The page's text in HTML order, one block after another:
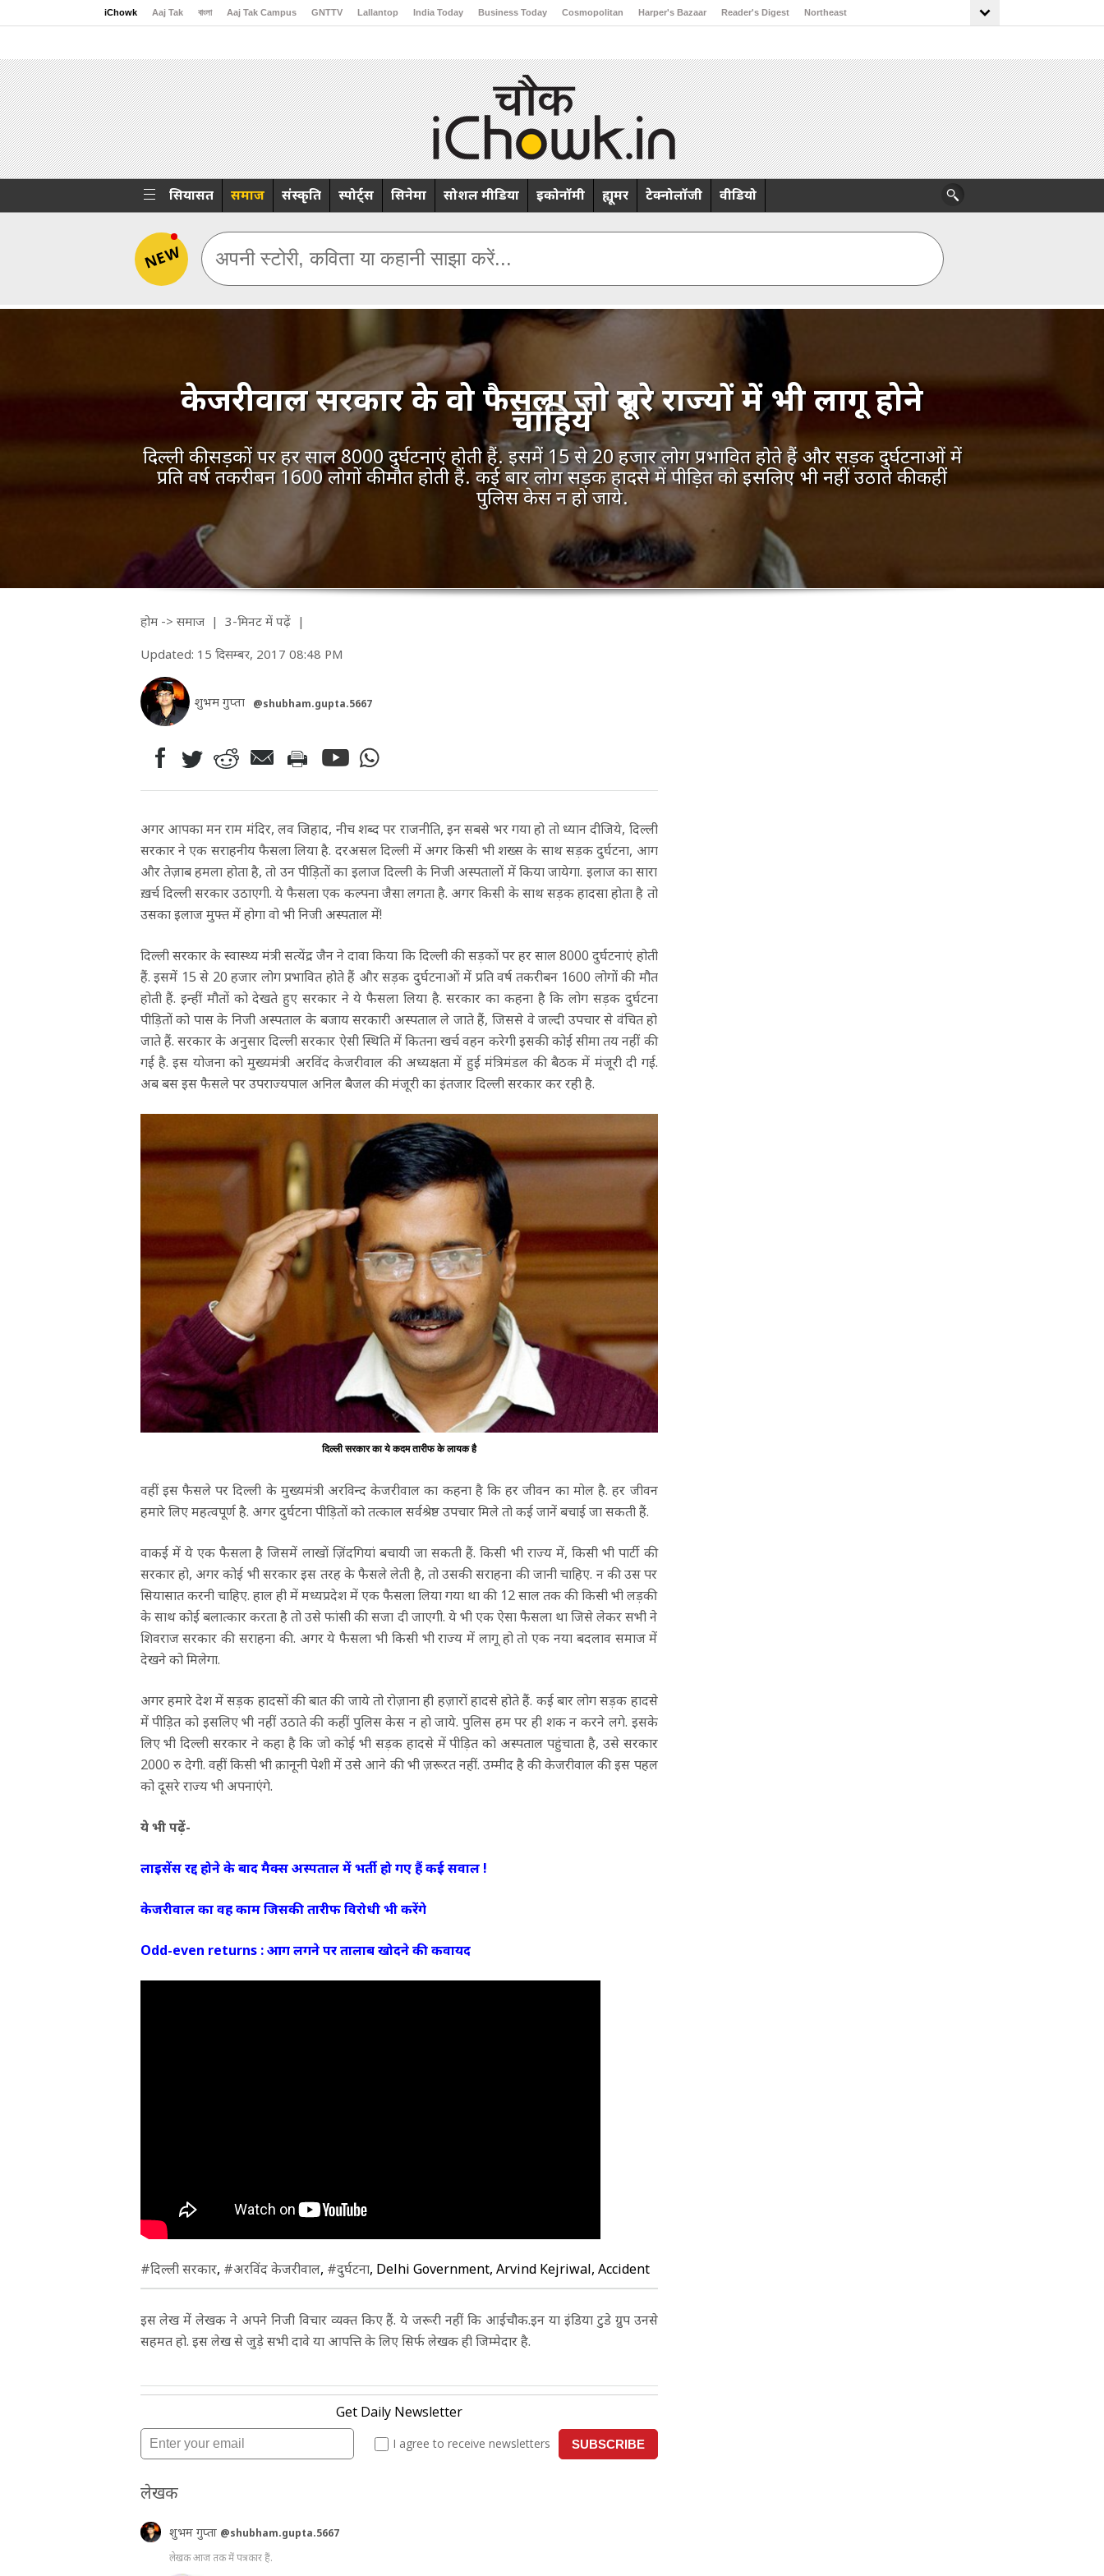
iChowk Aaj Tak বাংলা Aaj Tak Campus GNTTV Lallantop India Today Business Today Cosmopolitan Harper's Bazaar Reader's Digest Northeast
सियासत समाज संस्कृति स्पोर्ट्स सिनेमा सोशल मीडिया इकोनॉमी ह्यूमर टेक्नोलॉजी वीडियो
NEW अपनी स्टोरी, कविता या कहानी साझा करें...
केजरीवाल सरकार के वो फैसला जो दूसरे राज्यों में भी लागू होने
चाहिये
दिल्ली की सड़कों पर हर साल 8000 दुर्घटनाएं होती हैं. इसमें 15 से 20 हजार लोग प्रभावित होते हैं और सड़क दुर्घटनाओं में
प्रति वर्ष तकरीबन 1600 लोगों की मौत होती हैं. कई बार लोग सड़क हादसे में पीड़ित को इसलिए भी नहीं उठाते की कहीं
पुलिस केस न हो जाये.
होम-> समाज | 3-मिनट में पढ़ें |
Updated: 15 दिसम्बर, 2017 08:48 PM
शुभम गुप्ता @shubham.gupta.5667
अगर आपका मन राम मंदिर, लव जिहाद, नीच शब्द पर राजनीति, इन सबसे भर गया हो तो ध्यान दीजिये, दिल्ली
सरकार ने एक सराहनीय फैसला लिया है. दरअसल दिल्ली में अगर किसी भी शख्स के साथ सड़क दुर्घटना, आग
और तेज़ाब हमला होता है, तो उन पीड़ितों का इलाज दिल्ली के निजी अस्पतालों में किया जायेगा. इलाज का सारा
ख़र्च दिल्ली सरकार उठाएगी. ये फैसला एक कल्पना जैसा लगता है. अगर किसी के साथ सड़क हादसा होता है तो
उसका इलाज मुफ्त में होगा वो भी निजी अस्पताल में!
दिल्ली सरकार के स्वास्थ्य मंत्री सत्येंद्र जैन ने दावा किया कि दिल्ली की सड़कों पर हर साल 8000 दुर्घटनाएं होती
हैं. इसमें 15 से 20 हजार लोग प्रभावित होते हैं और सड़क दुर्घटनाओं में प्रति वर्ष तकरीबन 1600 लोगों की मौत
होती हैं. इन्हीं मौतों को देखते हुए सरकार ने ये फैसला लिया है. सरकार का कहना है कि लोग सड़क दुर्घटना
पीड़ितों को पास के निजी अस्पताल के बजाय सरकारी अस्पताल ले जाते हैं, जिससे वे जल्दी उपचार से वंचित हो
जाते हैं. सरकार के अनुसार दिल्ली सरकार ऐसी स्थिति में कितना खर्च वहन करेगी इसकी कोई सीमा तय नहीं की
गई है. इस योजना को मुख्यमंत्री अरविंद केजरीवाल की अध्यक्षता में हुई मंत्रिमंडल की बैठक में मंजूरी दी गई.
अब बस इस फैसले पर उपराज्यपाल अनिल बैजल की मंजूरी का इंतजार दिल्ली सरकार कर रही है.
दिल्ली सरकार का ये कदम तारीफ के लायक है
वहीं इस फैसले पर दिल्ली के मुख्यमंत्री अरविन्द केजरीवाल का कहना है कि हर जीवन का मोल है. हर जीवन
हमारे लिए महत्वपूर्ण है. अगर दुर्घटना पीड़ितों को तत्काल सर्वश्रेष्ठ उपचार मिले तो कई जानें बचाई जा सकती हैं.
वाकई में ये एक फैसला है जिसमें लाखों ज़िंदगियां बचायी जा सकती हैं. किसी भी राज्य में, किसी भी पार्टी की
सरकार हो, अगर कोई भी सरकार इस तरह के फैसले लेती है, तो उसकी सराहना की जानी चाहिए. न की उस पर
सियासात करनी चाहिए. हाल ही में मध्यप्रदेश में एक फैसला लिया गया था की 12 साल तक की किसी भी लड़की
के साथ कोई बलात्कार करता है तो उसे फांसी की सजा दी जाएगी. ये भी एक ऐसा फैसला था जिसे लेकर सभी ने
शिवराज सरकार की सराहना की. अगर ये फैसला भी किसी भी राज्य में लागू हो तो एक नया बदलाव समाज में
देखने को मिलेगा.
अगर हमारे देश में सड़क हादसों की बात की जाये तो रोज़ाना ही हज़ारों हादसे होते हैं. कई बार लोग सड़क हादसे
में पीड़ित को इसलिए भी नहीं उठाते की कहीं पुलिस केस न हो जाये. पुलिस हम पर ही शक न करने लगे. इसके
लिए भी दिल्ली सरकार ने कहा है कि जो कोई भी सड़क हादसे में पीड़ित को अस्पताल पहुंचाता है, उसे सरकार
2000 रु देगी. वहीं किसी भी क़ानूनी पेशी में उसे आने की भी ज़रूरत नहीं. उम्मीद है की केजरीवाल की इस पहल
को दूसरे राज्य भी अपनाएंगे.
ये भी पढ़ें-
लाइसेंस रद्द होने के बाद मैक्स अस्पताल में भर्ती हो गए हैं कई सवाल !
केजरीवाल का वह काम जिसकी तारीफ विरोधी भी करेंगे
Odd-even returns : आग लगने पर तालाब खोदने की कवायद
#दिल्ली सरकार, #अरविंद केजरीवाल, #दुर्घटना, Delhi Government, Arvind Kejriwal, Accident
इस लेख में लेखक ने अपने निजी विचार व्यक्त किए हैं. ये जरूरी नहीं कि आईचौक.इन या इंडिया टुडे ग्रुप उनसे
सहमत हो. इस लेख से जुड़े सभी दावे या आपत्ति के लिए सिर्फ लेखक ही जिम्मेदार है.
लेखक
शुभम गुप्ता @shubham.gupta.5667
लेखक आज तक में पत्रकार हैं.